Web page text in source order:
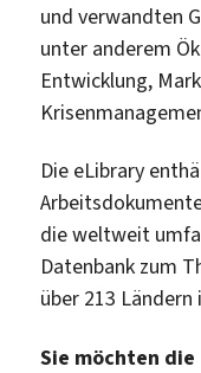
und verwandten
unter anderem
Entwicklung,
Die eLibrary
die weltweit
Datenbank zum
über 213
Sie möchten